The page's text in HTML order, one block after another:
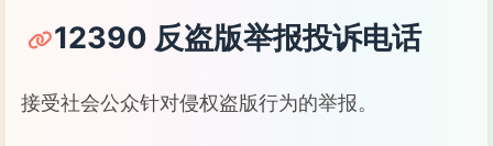
12390 反盗版举报投诉电话
接受社会公众针对侵权盗版行为的举报。